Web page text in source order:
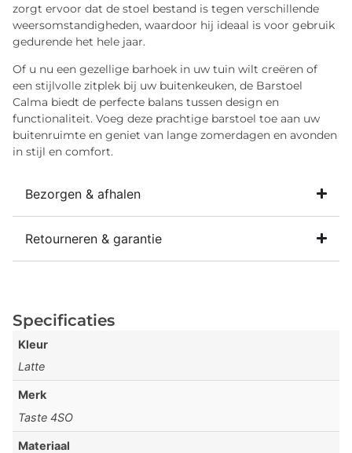
zorgt ervoor dat de stoel bestand is tegen verschillende
weersomstandigheden, waardoor hij ideaal is voor gebruik
gedurende het hele jaar.
Of u nu een gezellige barhoek in uw tuin wilt creëren of
een stijlvolle zitplek bij uw buitenkeuken, de Barstoel
Calma biedt de perfecte balans tussen design en
functionaliteit. Voeg deze prachtige barstoel toe aan uw
buitenruimte en geniet van lange zomerdagen en avonden
in stijl en comfort.
Bezorgen & afhalen
Retourneren & garantie
Specificaties
Kleur
Latte
Merk
Taste 4SO
Materiaal